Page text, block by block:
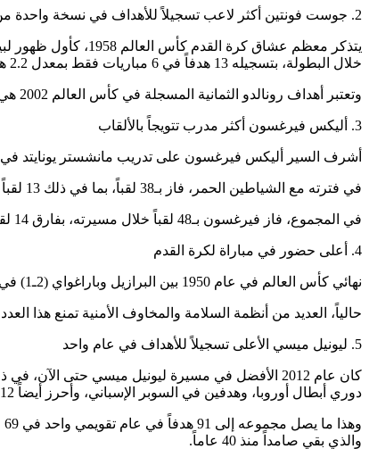
2. جوست فونتين أكثر لاعب تسجيلاً للأهداف في نسخة واحدة من كأس العالم
خلال البطولة، بتسجيله 13 هدفاً في 6 مباريات فقط بمعدل 2.2 هدفاً في كل مباراة.
وتعتبر أهداف رونالدو الثمانية المسجلة في كأس العالم 2002 هي أقرب ما وصل إليه أي لاعب على الإطلاق في نسخة واحدة من المونديال، منذ الرقم القياسي لجوست فونتين قبل 50 عاماً.
3. أليكس فيرغسون أكثر مدرب تتويجاً بالألقاب
أشرف السير أليكس فيرغسون على تدريب مانشستر يونايتد في 26 موسماً، من 1986 إلى 2013.
في فترته مع الشياطين الحمر، فاز بـ38 لقباً، بما في ذلك 13 لقباً في الدوري الإنجليزي، و 5 مرات بكأس إنجلترا، ولقبي دوري أبطال، ما جعله واحداً من أفضل المدربين في التاريخ.
في المجموع، فاز فيرغسون بـ48 لقباً خلال مسيرته، بفارق 14 لقباً عن ميرسيا لوسيسكو، ثاني أفضل مدرب تحقيقاً للألقاب في التاريخ.
4. أعلى حضور في مباراة لكرة القدم
نهائي كأس العالم في عام 1950 بين البرازيل وباراغواي (2ـ1) في ملعب ماراكانا هي المباراة التي شهدت أعلى حضور جماهيري في التاريخ بـ220 ألف متفرج.
حالياً، العديد من أنظمة السلامة والمخاوف الأمنية تمنع هذا
5. ليونيل ميسي الأعلى تسجيلاً للأهداف في عام واحد
دوري أبطال أوروبا، وهدفين في السوبر الإسباني، وأحرز أيضاً 12 هدفاً في 9 مباريات لمنتخب الأرجنتين.
والذي بقي صامداً منذ 40 عاماً.